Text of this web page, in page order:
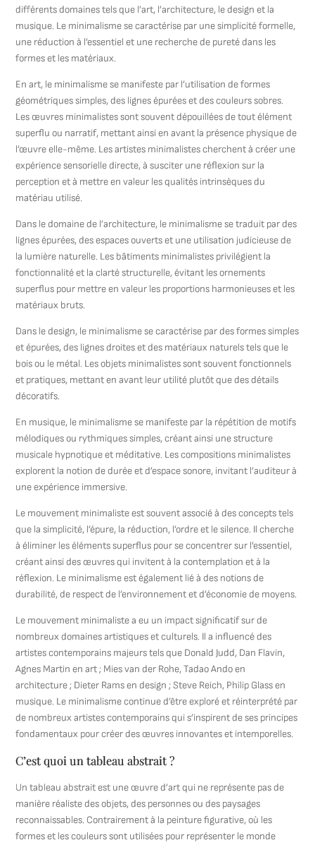
différents domaines tels que l’art, l’architecture, le design et la
musique. Le minimalisme se caractérise par une simplicité formelle,
une réduction à l’essentiel et une recherche de pureté dans les
formes et les matériaux.
En art, le minimalisme se manifeste par l’utilisation de formes
géométriques simples, des lignes épurées et des couleurs sobres.
Les œuvres minimalistes sont souvent dépouillées de tout élément
superflu ou narratif, mettant ainsi en avant la présence physique de
l’œuvre elle-même. Les artistes minimalistes cherchent à créer une
expérience sensorielle directe, à susciter une réflexion sur la
perception et à mettre en valeur les qualités intrinsèques du
matériau utilisé.
Dans le domaine de l’architecture, le minimalisme se traduit par des
lignes épurées, des espaces ouverts et une utilisation judicieuse de
la lumière naturelle. Les bâtiments minimalistes privilégient la
fonctionnalité et la clarté structurelle, évitant les ornements
superflus pour mettre en valeur les proportions harmonieuses et les
matériaux bruts.
Dans le design, le minimalisme se caractérise par des formes simples
et épurées, des lignes droites et des matériaux naturels tels que le
bois ou le métal. Les objets minimalistes sont souvent fonctionnels
et pratiques, mettant en avant leur utilité plutôt que des détails
décoratifs.
En musique, le minimalisme se manifeste par la répétition de motifs
mélodiques ou rythmiques simples, créant ainsi une structure
musicale hypnotique et méditative. Les compositions minimalistes
explorent la notion de durée et d’espace sonore, invitant l’auditeur à
une expérience immersive.
Le mouvement minimaliste est souvent associé à des concepts tels
que la simplicité, l’épure, la réduction, l’ordre et le silence. Il cherche
à éliminer les éléments superflus pour se concentrer sur l’essentiel,
créant ainsi des œuvres qui invitent à la contemplation et à la
réflexion. Le minimalisme est également lié à des notions de
durabilité, de respect de l’environnement et d’économie de moyens.
Le mouvement minimaliste a eu un impact significatif sur de
nombreux domaines artistiques et culturels. Il a influencé des
artistes contemporains majeurs tels que Donald Judd, Dan Flavin,
Agnes Martin en art ; Mies van der Rohe, Tadao Ando en
architecture ; Dieter Rams en design ; Steve Reich, Philip Glass en
musique. Le minimalisme continue d’être exploré et réinterprété par
de nombreux artistes contemporains qui s’inspirent de ses principes
fondamentaux pour créer des œuvres innovantes et intemporelles.
C’est quoi un tableau abstrait ?
Un tableau abstrait est une œuvre d’art qui ne représente pas de
manière réaliste des objets, des personnes ou des paysages
reconnaissables. Contrairement à la peinture figurative, où les
formes et les couleurs sont utilisées pour représenter le monde